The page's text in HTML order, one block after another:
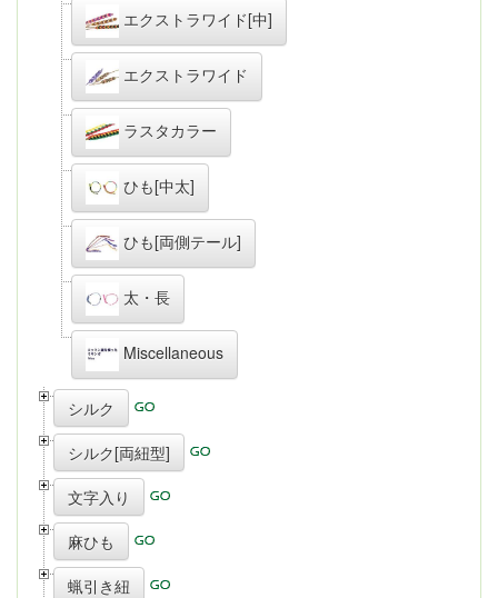
エクストラワイド[中]
エクストラワイド
ラスタカラー
ひも[中太]
ひも[両側テール]
太・長
Miscellaneous
シルク
シルク[両紐型]
文字入り
麻ひも
蝋引き紐